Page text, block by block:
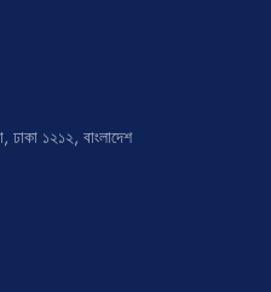
১২১২, বাংলাদেশ